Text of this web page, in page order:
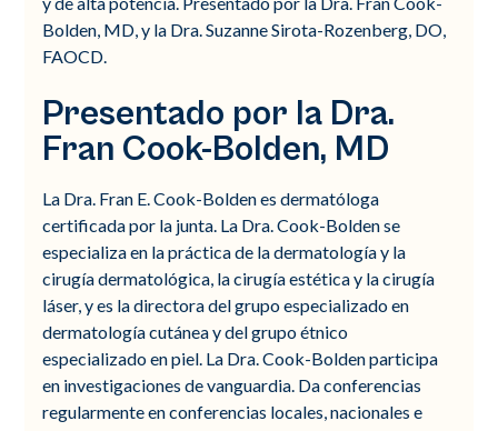
Bolden, MD, y la Dra. Suzanne Sirota-Rozenberg, DO,
FAOCD.
Presentado por la Dra.
Fran Cook-Bolden, MD
La Dra. Fran E. Cook-Bolden es dermatóloga
certificada por la junta. La Dra. Cook-Bolden se
especializa en la práctica de la dermatología y la
cirugía dermatológica, la cirugía estética y la cirugía
láser, y es la directora del grupo especializado en
dermatología cutánea y del grupo étnico
especializado en piel. La Dra. Cook-Bolden participa
en investigaciones de vanguardia. Da conferencias
regularmente en conferencias locales, nacionales e